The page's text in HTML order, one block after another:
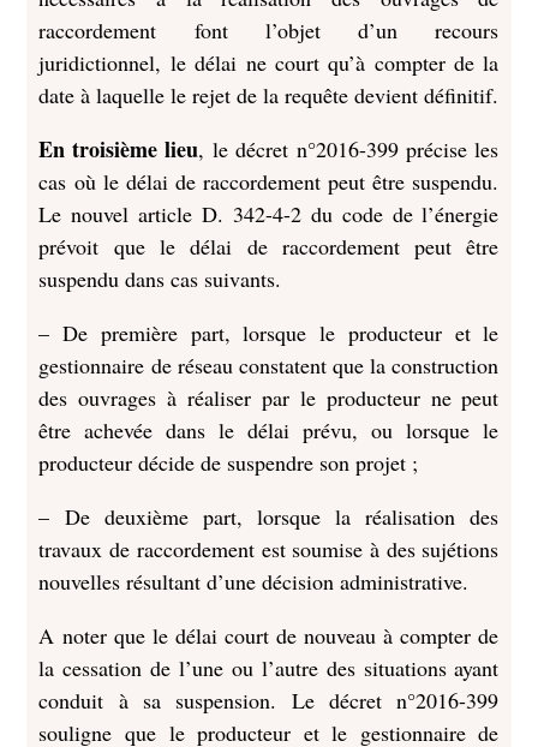
raccordement font l’objet d’un recours
juridictionnel, le délai ne court qu’à compter de la
date à laquelle le rejet de la requête devient définitif.
En troisième lieu, le décret n°2016-399 précise les
cas où le délai de raccordement peut être suspendu.
Le nouvel article D. 342-4-2 du code de l’énergie
prévoit que le délai de raccordement peut être
suspendu dans cas suivants.
– De première part, lorsque le producteur et le
gestionnaire de réseau constatent que la construction
des ouvrages à réaliser par le producteur ne peut
être achevée dans le délai prévu, ou lorsque le
producteur décide de suspendre son projet ;
– De deuxième part, lorsque la réalisation des
travaux de raccordement est soumise à des sujétions
nouvelles résultant d’une décision administrative.
A noter que le délai court de nouveau à compter de
la cessation de l’une ou l’autre des situations ayant
conduit à sa suspension. Le décret n°2016-399
souligne que le producteur et le gestionnaire de